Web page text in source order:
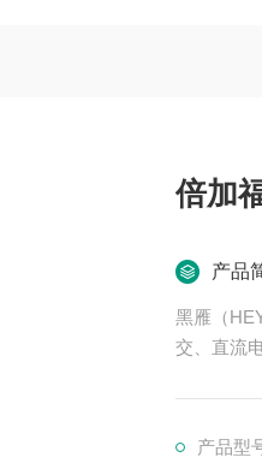
倍加
产品
黑雁（
交、直流
倍加福传
产品型